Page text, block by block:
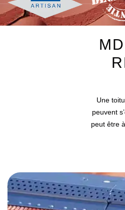
Une
peuvent
peut être